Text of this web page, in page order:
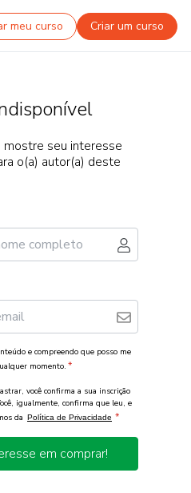
meu curso Criar um curso
seu interesse
o(a) autor(a) deste
e compreendo que posso me
momento. *
você confirma a sua inscrição
igualmente, confirma que leu, e
da Política de Privacidade *
em comprar!